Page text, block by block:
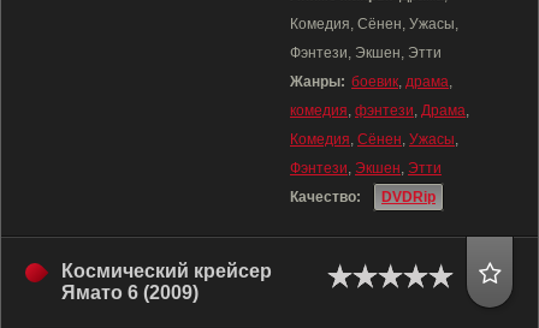
Комедия, Сёнен, Ужасы,
Фэнтези, Экшен, Этти
Жанры: боевик, драма,
комедия, фэнтези, Драма,
Комедия, Сёнен, Ужасы,
Фэнтези, Экшен, Этти
Качество:
DVDRip
Космический крейсер
Ямато 6 (2009)